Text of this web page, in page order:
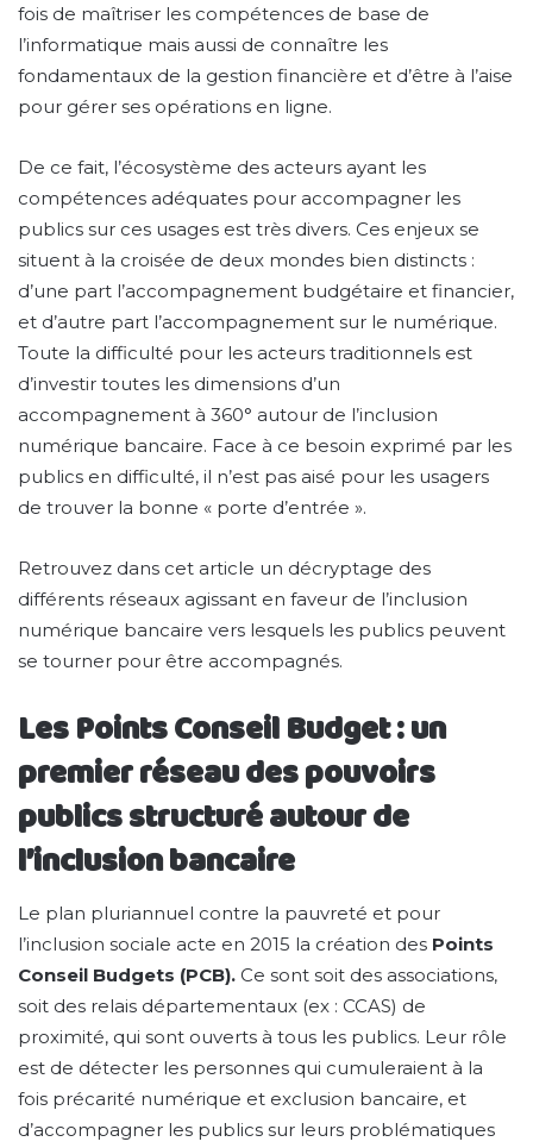
fois de maîtriser les compétences de base de
l’informatique mais aussi de connaître les
fondamentaux de la gestion financière et d’être à l’aise
pour gérer ses opérations en ligne.
De ce fait, l’écosystème des acteurs ayant les
compétences adéquates pour accompagner les
publics sur ces usages est très divers. Ces enjeux se
situent à la croisée de deux mondes bien distincts :
d’une part l’accompagnement budgétaire et financier,
et d’autre part l’accompagnement sur le numérique.
Toute la difficulté pour les acteurs traditionnels est
d’investir toutes les dimensions d’un
accompagnement à 360° autour de l’inclusion
numérique bancaire. Face à ce besoin exprimé par les
publics en difficulté, il n’est pas aisé pour les usagers
de trouver la bonne « porte d’entrée ».
Retrouvez dans cet article un décryptage des
différents réseaux agissant en faveur de l’inclusion
numérique bancaire vers lesquels les publics peuvent
se tourner pour être accompagnés.
Les Points Conseil Budget : un
premier réseau des pouvoirs
publics structuré autour de
l’inclusion bancaire
Le plan pluriannuel contre la pauvreté et pour
l’inclusion sociale acte en 2015 la création des Points
Conseil Budgets (PCB). Ce sont soit des associations,
soit des relais départementaux (ex : CCAS) de
proximité, qui sont ouverts à tous les publics. Leur rôle
est de détecter les personnes qui cumuleraient à la
fois précarité numérique et exclusion bancaire, et
d’accompagner les publics sur leurs problématiques